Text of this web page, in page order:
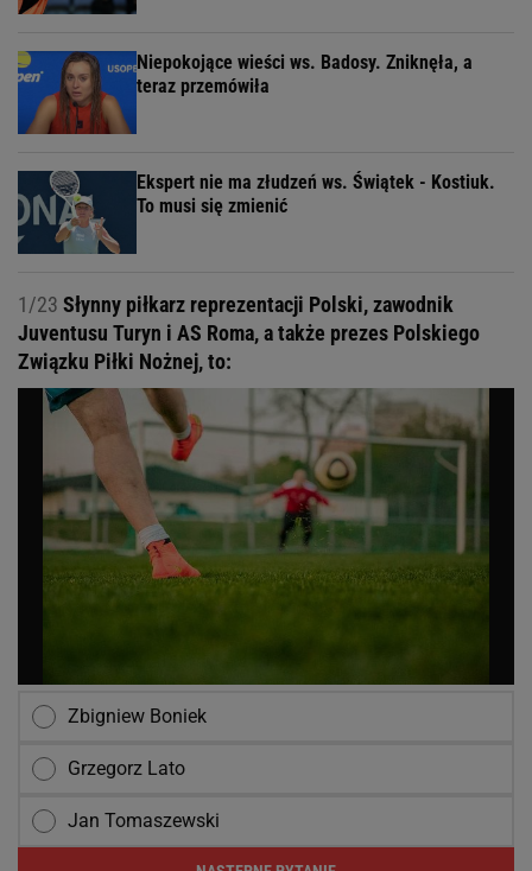
Niepokojące wieści ws. Badosy. Zniknęła, a
teraz przemówiła
Ekspert nie ma złudzeń ws. Świątek - Kostiuk.
To musi się zmienić
1/23 Słynny piłkarz reprezentacji Polski, zawodnik
Juventusu Turyn i AS Roma, a także prezes Polskiego
Związku Piłki Nożnej, to:
Zbigniew Boniek
Grzegorz Lato
Jan Tomaszewski